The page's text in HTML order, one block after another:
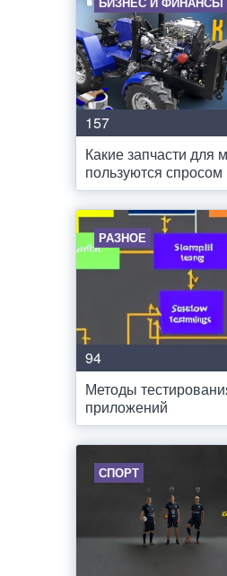
157
Какие запчасти для
пользуются спросом
РАЗНОЕ
94
Методы
приложений
СПОРТ